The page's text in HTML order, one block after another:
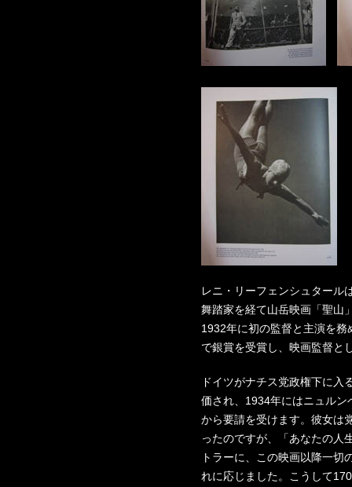
レニ・リーフェンシュタール
舞踏家を経て山岳映画「聖山
1932年に初の監督と主演を
で銀賞を受賞し、映画監督と
ドイツがナチス党政権下に入
価され、1934年にはニュル
から要請を受けます。彼女は
ったのですが、「あなたの人
トラーに、この映画以降一切
れに応じました。こうして